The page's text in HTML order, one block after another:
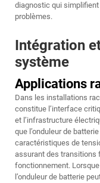
diagnostic qui
problèmes.
Intégration
système
Applications
Dans les installations
constitue l’interface
et l’infrastructure
que l’onduleur de
caractéristiques de
assurant des transitions
fonctionnement.
l’onduleur de batterie